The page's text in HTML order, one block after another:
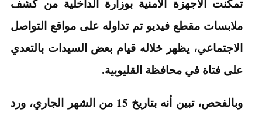
تمكنت الأجهزة الأمنية بوزارة الداخلية من كشف
ملابسات مقطع فيديو تم تداوله على مواقع التواصل
الاجتماعي، يظهر خلاله قيام بعض السيدات بالتعدي
على فتاة في محافظة القليوبية.
وبالفحص، تبين أنه بتاريخ 15 من الشهر الجاري، ورد